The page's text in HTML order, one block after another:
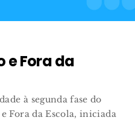
e Fora da
à segunda fase do
Fora da Escola, iniciada